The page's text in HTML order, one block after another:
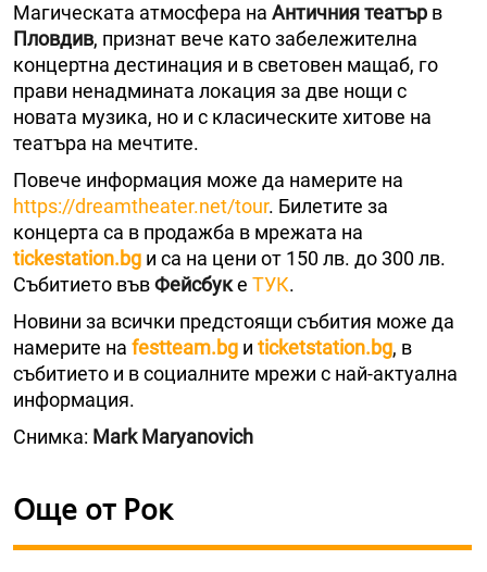
Магическата атмосфера на Античния театър в
Пловдив, признат вече като забележителна
концертна дестинация и в световен мащаб, го
прави ненадмината локация за две нощи с
новата музика, но и с класическите хитове на
театъра на мечтите.
Повече информация може да намерите на
https://dreamtheater.net/tour. Билетите за
концерта са в продажба в мрежата на
tickestation.bg и са на цени от 150 лв. до 300 лв.
Събитието въвФейсбуке ТУК.
Новини за всички предстоящи събития може да
намерите на festteam.bg и ticketstation.bg, в
събитието и в социалните мрежи с най-актуална
информация.
Снимка: Mark Maryanovich
Още от Рок